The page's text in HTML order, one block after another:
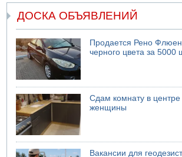
ДОСКА ОБЪЯВЛЕНИЙ
Продается Рено
черного цвета за 5000
Сдам комнату в
женщины
Вакансии для